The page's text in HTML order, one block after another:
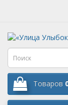
Товаров